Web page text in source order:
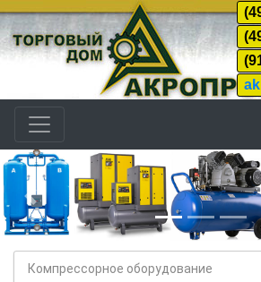
Назад
Компрессорное оборудование